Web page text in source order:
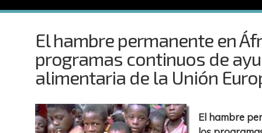
El hambre permanente en
programas continuos de
alimentaria de la Unión
El hambre